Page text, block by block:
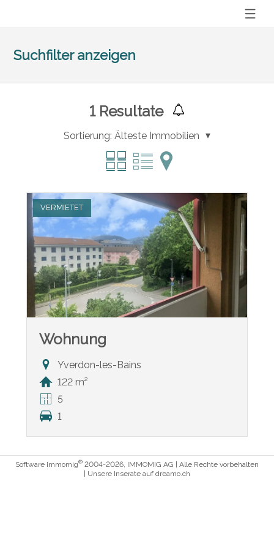
Suchfilter anzeigen
1Resultate
Sortierung: Älteste Immobilien
VERMIETET
Wohnung
Yverdon-les-Bains
122 m²
5
1
Software Immomig® 2004-2026, IMMOMIG AG | Alle Rechte vorbehalten
| Unsere Inserate auf dreamo.ch